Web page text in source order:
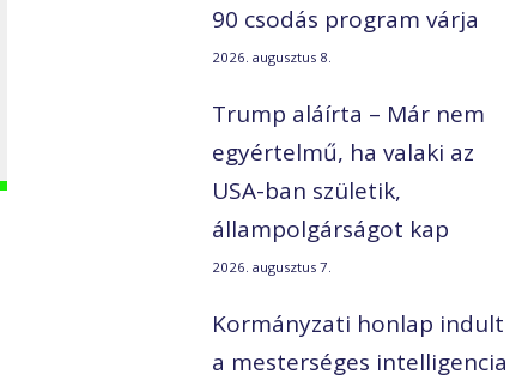
90 csodás program várja
2026. augusztus 8.
Trump aláírta – Már nem
egyértelmű, ha valaki az
USA-ban születik,
állampolgárságot kap
2026. augusztus 7.
Kormányzati honlap indult
a mesterséges intelligencia